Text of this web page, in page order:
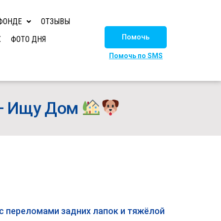
ОТЗЫВЫ
ФОТО ДНЯ Помочь
Помочь по SMS
Ищу Дом
задних лапок и тяжёлой